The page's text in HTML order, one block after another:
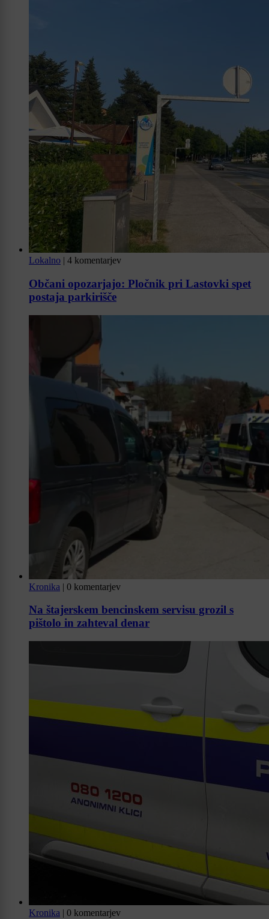
Lokalno | 4 komentarjev
Občani opozarjajo: Pločnik pri Lastovki spet
postaja parkirišče
Kronika | 0 komentarjev
Na štajerskem bencinskem servisu grozil s
pištolo in zahteval denar
Kronika | 0 komentarjev